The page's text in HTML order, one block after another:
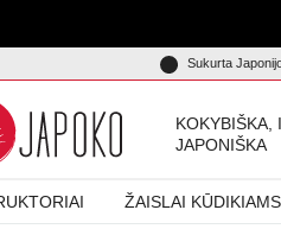
Sukurta
KOKYBIŠKA,
JAPONIŠKA
ŽAISLAI KŪDIKIAMS